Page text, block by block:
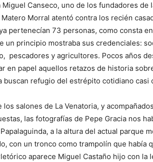
Miguel Canseco, uno de los fundadores de
Morral atentó contra los recién
pertenecían 73 personas, como consta
un principio mostraba sus credenciales:
pescadores y agricultores. Pocos años
en papel aquellos retazos de historia
buscan refugio del estrépito cotidiano casi
los salones de La Venatoria, y
las fotografías de Pepe Gracia nos
a la altura del actual parque
con un tronco como trampolín que había
aparece Miguel Castaño hijo con la